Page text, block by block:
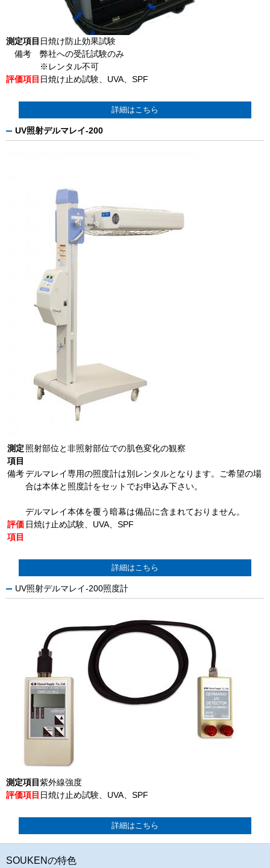
測定項目 日焼け防止効果試験
備考
弊社への受託試験のみ
※レンタル不可
評価項目 日焼け止め試験、UVA、SPF
詳細はこちら
UV照射デルマレイ-200
測定
項目
照射部位と非照射部位での肌色変化の観察
備考デルマレイ専用の照度計は別レンタルとなります。ご希望の場
合は本体と照度計をセットでお申込み下さい。
デルマレイ本体を覆う暗幕は備品に含まれておりません。
評価
項目
日焼け止め試験、UVA、SPF
詳細はこちら
UV照射デルマレイ-200照度計
測定項目紫外線強度
評価項目 日焼け止め試験、UVA、SPF
詳細はこちら
SOUKENの特色